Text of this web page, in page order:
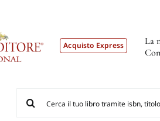
Acquisto Express
La
per: